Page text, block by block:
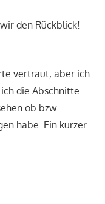
den Rückblick!
vertraut, aber ich
die Abschnitte
ob bzw.
habe. Ein kurzer